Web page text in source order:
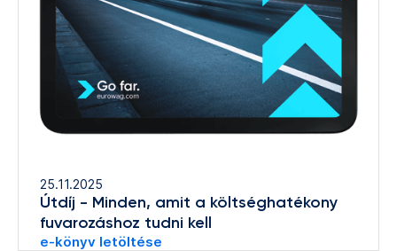
25.11.2025
Útdíj - Minden, amit a költséghatékony
fuvarozáshoz tudni kell
e-könyv letöltése